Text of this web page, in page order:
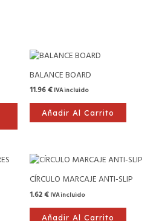
Este
tiene
múltiples
variantes.
opciones
pueden
página
BALANCE BOARD
11.96€ IVA incluido
Añadir Al Carrito
CÍRCULO MARCAJE ANTI-SLIP
1.62€ IVA incluido
Añadir Al Carrito